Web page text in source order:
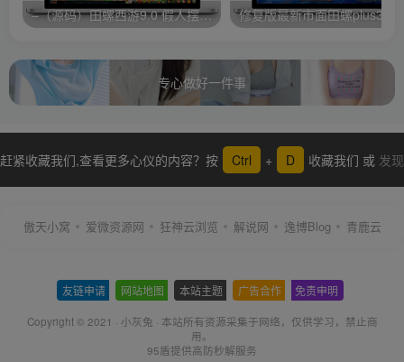
–（源码）田螺西游9.0 假人摆摊18门派飞升渡劫化圣助战最新BB谛听….
专心做好一件事
赶紧收藏我们,查看更多心仪的内容？按 Ctrl + D 收藏我们 或 发现
傲天小窝 爱微资源网 狂神云浏览 解说网 逸博Blog 青鹿云
友链申请 网站地图 本站主题 广告合作 免责申明
Copyright © 2021 · 小灰兔 · 本站所有资源采集于网络，仅供学习，禁止商
用。
95盾提供高防秒解服务